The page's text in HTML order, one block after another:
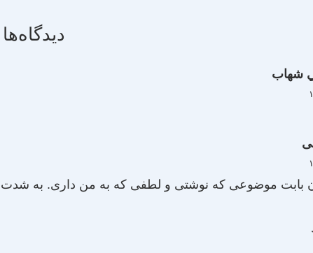
دیدگاه‌ها
شهاب
بابت موضوعی که نوشتی و لطفی که به من داری. به